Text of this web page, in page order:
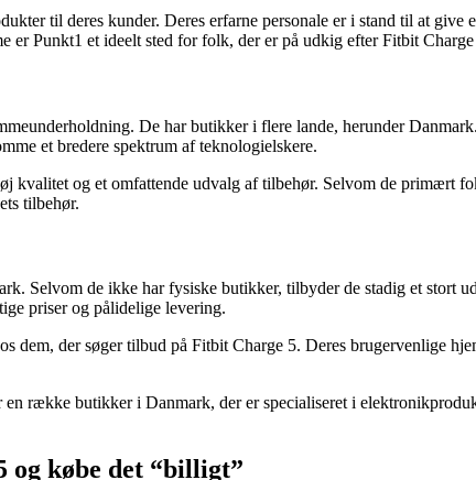
til deres kunder. Deres erfarne personale er i stand til at
er Punkt1 et ideelt sted for folk, der er på udkig efter Fitbit Charge
De har butikker i flere lande, herunder
et bredere spektrum af teknologielskere.
og et omfattende udvalg af tilbehør. Selvom de primært
tilbehør.
Selvom de ikke har fysiske butikker, tilbyder de stadig et stort
priser og pålidelige levering.
dem, der søger tilbud på Fitbit Charge 5. Deres brugervenlige
række butikker i Danmark, der er specialiseret i
købe det “billigt”